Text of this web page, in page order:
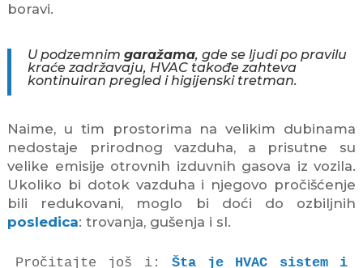
boravi.
U podzemnim garažama, gde se ljudi po pravilu
kraće zadržavaju, HVAC takođe zahteva
kontinuiran pregled i higijenski tretman.
Naime, u tim prostorima na velikim dubinama
nedostaje prirodnog vazduha, a prisutne su
velike emisije otrovnih izduvnih gasova iz vozila.
Ukoliko bi dotok vazduha i njegovo pročišćenje
bili redukovani, moglo bi doći do ozbiljnih
posledica: trovanja, gušenja i sl.
Pročitajte još i: Šta je HVAC sistem i